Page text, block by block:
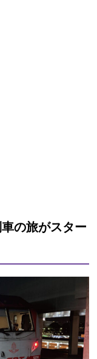
の旅がスター